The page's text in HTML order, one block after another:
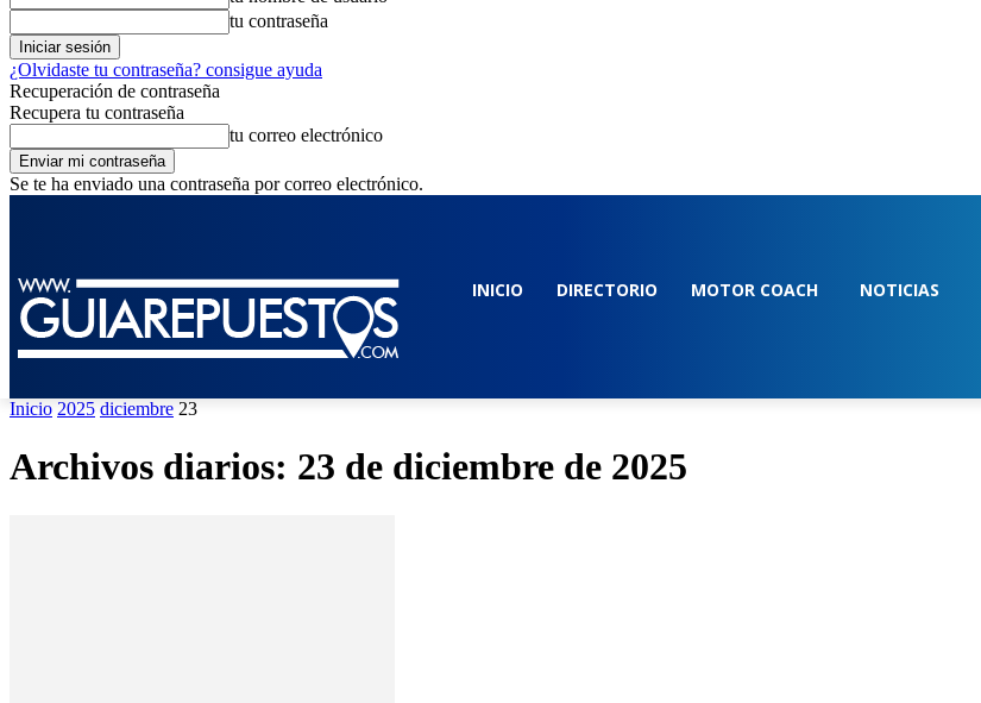
tu contraseña
¿Olvidaste tu contraseña? consigue ayuda
Recuperación de contraseña
Recupera tu contraseña
tu correo electrónico
Se te ha enviado una contraseña por correo electrónico.
INICIO DIRECTORIO MOTOR COACH NOTICIAS
Inicio 2025 diciembre 23
Archivos diarios: 23 de diciembre de 2025